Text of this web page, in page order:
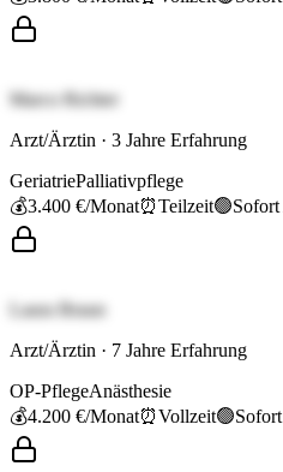
Marco Richter
Arzt/Ärztin · 3 Jahre Erfahrung
GeriatriePalliativpflege
💰3.400 €/Monat⏰Teilzeit🟢Sofort
Laura Braun
Arzt/Ärztin · 7 Jahre Erfahrung
OP-PflegeAnästhesie
💰4.200 €/Monat⏰Vollzeit🟢Sofort